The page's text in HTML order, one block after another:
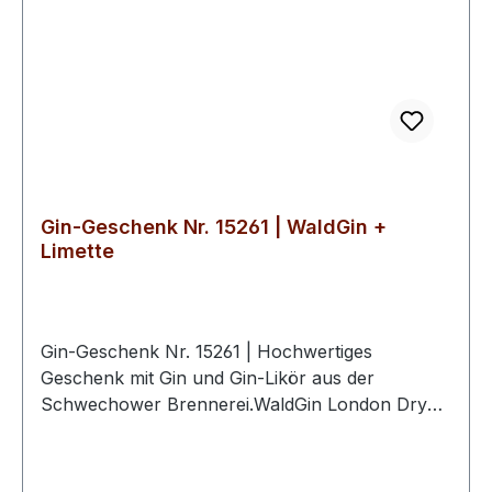
Ressourcen. Die Geschenksets verkörpern diese
Gin-Geschenk Nr. 15261 | WaldGin +
Limette
Gin-Geschenk Nr. 15261 | Hochwertiges
Geschenk mit Gin und Gin-Likör aus der
Schwechower Brennerei.WaldGin London Dry